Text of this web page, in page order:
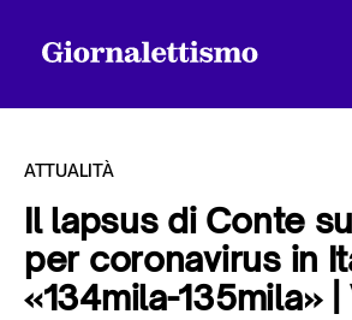
Tutti gli articoli
ATTUALITÀ
Il lapsus di Conte
per coronavirus in
«134mila-135mila» |